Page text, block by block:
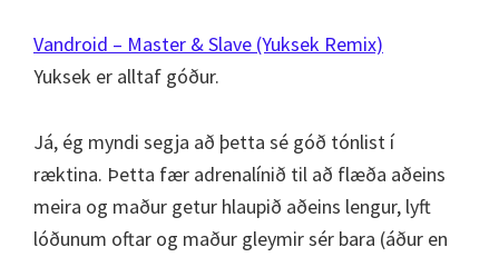
Vandroid – Master & Slave (Yuksek Remix)
Yuksek er alltaf góður.
Já, ég myndi segja að þetta sé góð tónlist í
ræktina. Þetta fær adrenalínið til að flæða aðeins
meira og maður getur hlaupið aðeins lengur, lyft
lóðunum oftar og maður gleymir sér bara (áður en